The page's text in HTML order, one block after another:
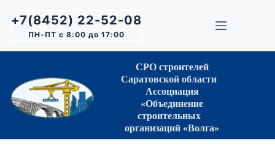
сути+7(8452) 22-52-08
ПН-ПТ с 8:00 до 17:00
СРО строителей
Саратовской области
Ассоциация
«Объединение
строительных
организаций «Волга»